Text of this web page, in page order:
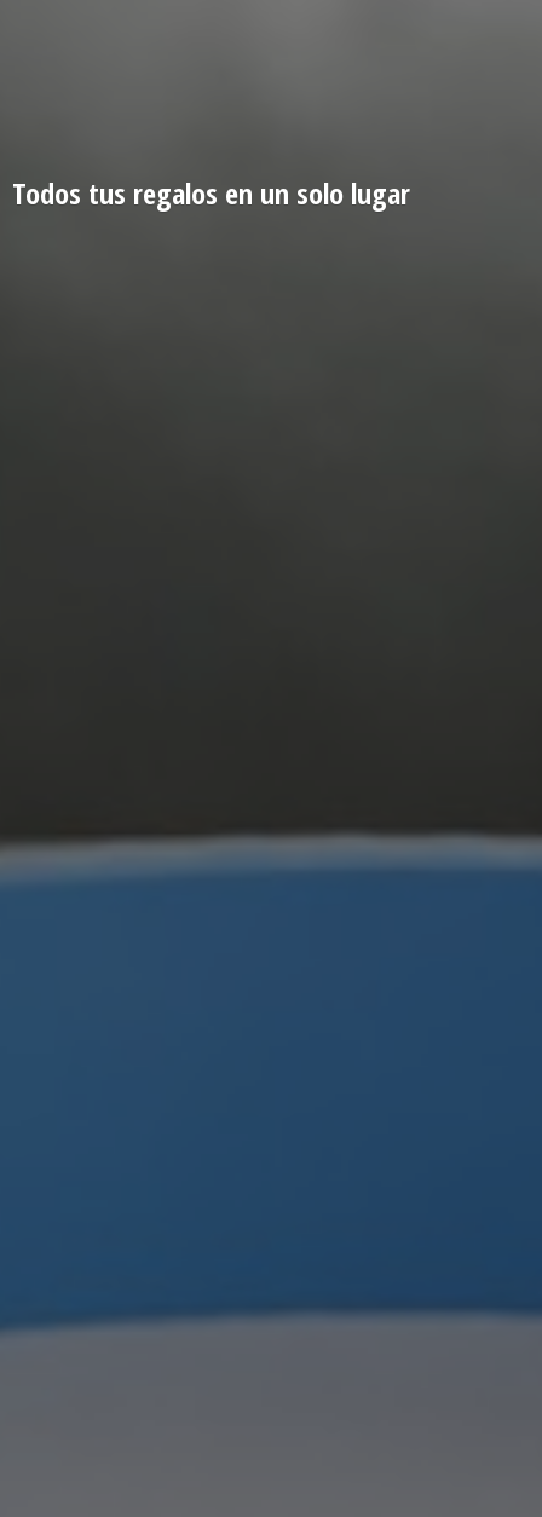
Todos tus regalos en un solo lugar